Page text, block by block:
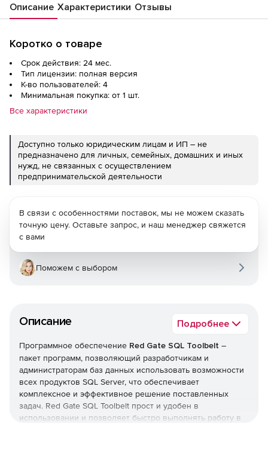
Описание Характеристики Отзывы
Коротко о товаре
Срок действия: 24 мес.
Тип лицензии: полная версия
К-во пользователей: 4
Минимальная покупка: от 1 шт.
Все характеристики
Доступно только юридическим лицам и ИП – не
предназначено для личных, семейных, домашних и иных
нужд, не связанных с осуществлением
предпринимательской деятельности
Описание Подробнее
Программное обеспечение Red Gate SQL Toolbelt –
пакет программ, позволяющий разработчикам и
администраторам баз данных использовать возможности
всех продуктов SQL Server, что обеспечивает
комплексное и эффективное решение поставленных
задач. Red Gate SQL Toolbelt прост и удобен в
использовании и позволяет быстро выполнять работу в
В связи с особенностями поставок, мы не можем сказать
точную цену. Оставьте запрос, и наш менеджер свяжется
с вами
Поможем с выбором